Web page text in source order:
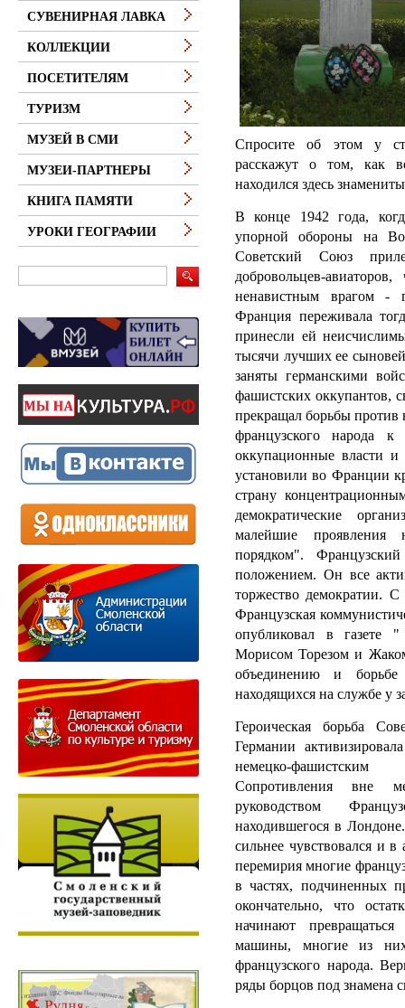
Спросите об этом у
расскажут о том, как
находился здесь
В конце 1942 года,
упорной обороны на
Советский Союз
добровольцев-
ненавистным врагом -
Франция переживала
принесли ей
тысячи лучших ее
заняты германскими
фашистских оккупантов,
прекращал борьбы против
французского народа к
оккупационные власти
установили во Франции
страну
демократические
малейшие проявления
порядком".
положением. Он все
торжество демократии. С
Французская
опубликовал в газете
Морисом Торезом и
объединению и борьбе
находящихся на службе у
Героическая борьба
Германии
немецко-
Сопротивления вне
руководством
находившегося в
сильнее чувствовался и
перемирия многие
в частях, подчиненных
окончательно, что
начинают
машины, многие из
французского народа.
ряды борцов под знамена
СУВЕНИРНАЯ ЛАВКА
КОЛЛЕКЦИИ
ПОСЕТИТЕЛЯМ
ТУРИЗМ
МУЗЕЙ В СМИ
МУЗЕИ-ПАРТНЕРЫ
КНИГА ПАМЯТИ
УРОКИ ГЕОГРАФИИ